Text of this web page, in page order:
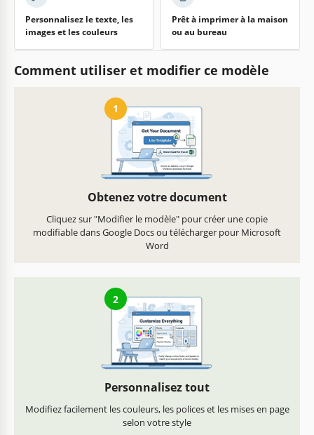
Personnalisez le texte, les
images et les couleurs
Prêt à imprimer à la maison
ou au bureau
Comment utiliser et modifier ce modèle
1
Obtenez votre document
Cliquez sur "Modifier le modèle" pour créer une copie
modifiable dans Google Docs ou télécharger pour Microsoft
Word
2
Personnalisez tout
Modifiez facilement les couleurs, les polices et les mises en page
selon votre style